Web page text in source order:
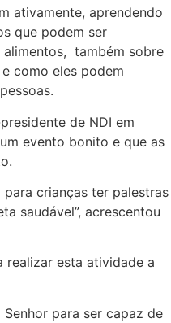
ativamente, aprendendo
que podem ser
alimentos, também sobre
como eles podem
de NDI em
evento bonito e que as
crianças ter palestras
saudável”, acrescentou
realizar esta atividade a
para ser capaz de